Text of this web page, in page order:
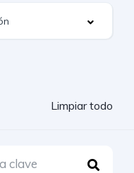
Limpiar todo